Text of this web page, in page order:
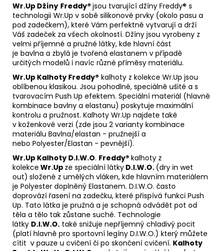
Wr.Up Džíny Freddy® jsou tvarující džíny Freddy® s
technologii Wr.Up v sobě silikonové prvky (okolo pasu a
pod zadečkem), které Vám perfektně vytvarují a drží
Váš zadeček za všech okolností. Džíny jsou vyrobeny z
velmi příjemné a pružné látky, kde hlavní část
je bavlna a zbylá je tvořená elastanem v případě
určitých modelů i navíc různé příměsy materiálu.
Wr.Up Kalhoty Freddy® kalhoty z kolekce Wr.Up jsou
oblíbenou klasikou. Jsou pohodlné, speciálně ušité a s
tvarovacím Push Up efektem. Speciální materiál (hlavně
kombinace bavlny a elastanu) poskytuje maximální
kontrolu a pružnost. Kalhoty Wr.Up najdete také
v koženkové verzi (zde jsou 2 varianty kombinace
materiálu Bavlna/elastan - pružnejší a
nebo Polyester/Elastan - pevnější).
Wr.Up Kalhoty D.I.W.O. Freddy® kalhoty z
kolekce Wr.Up ze speciální látky D.I.W.O. (dry in wet
out) složené z umělých vláken, kde hlavním materiálem
je Polyester doplněný Elastanem. D.I.W.O. často
doprovází řasení na zadečku, které přispívá funkci Push
Up. Tato látka je pružná a je schopná odvádět pot od
těla a tělo tak zůstane suché. Technologie
látky D.I.W.O. také snižuje nepříjemný chladivý pocit
(platí hlavně pro sportovní legíny D.I.W.O.) který můžete
cítit v pauze u cvičení či po skončení cvičení. Kalhoty